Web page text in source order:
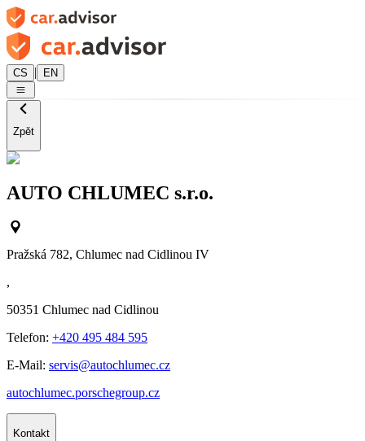
CS | EN
Zpět
AUTO CHLUMEC s.r.o.
Pražská 782, Chlumec nad Cidlinou IV
,
50351 Chlumec nad Cidlinou
Telefon: +420 495 484 595
E-Mail: servis@autochlumec.cz
autochlumec.porschegroup.cz
Kontakt